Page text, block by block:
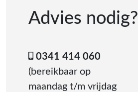
Advies nodig?
0341 414 060
(bereikbaar op
maandag t/m vrijdag